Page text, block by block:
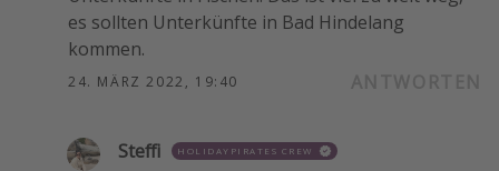
es sollten Unterkünfte in Bad Hindelang
kommen.
24. MÄRZ 2022, 19:40
Steffi HOLIDAYPIRATES CREW